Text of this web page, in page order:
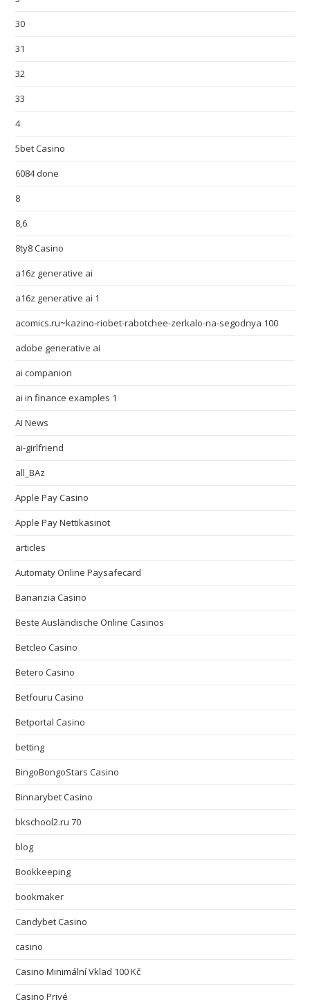
30
31
32
33
4
5bet Casino
6084 done
8
8,6
8ty8 Casino
a16z generative ai
a16z generative ai 1
acomics.ru~kazino-riobet-rabotchee-zerkalo-na-segodnya 100
adobe generative ai
ai companion
ai in finance examples 1
AI News
ai-girlfriend
all_BAz
Apple Pay Casino
Apple Pay Nettikasinot
articles
Automaty Online Paysafecard
Bananzia Casino
Beste Ausländische Online Casinos
Betcleo Casino
Betero Casino
Betfouru Casino
Betportal Casino
betting
BingoBongoStars Casino
Binnarybet Casino
bkschool2.ru 70
blog
Bookkeeping
bookmaker
Candybet Casino
casino
Casino Minimální Vklad 100 Kč
Casino Privé